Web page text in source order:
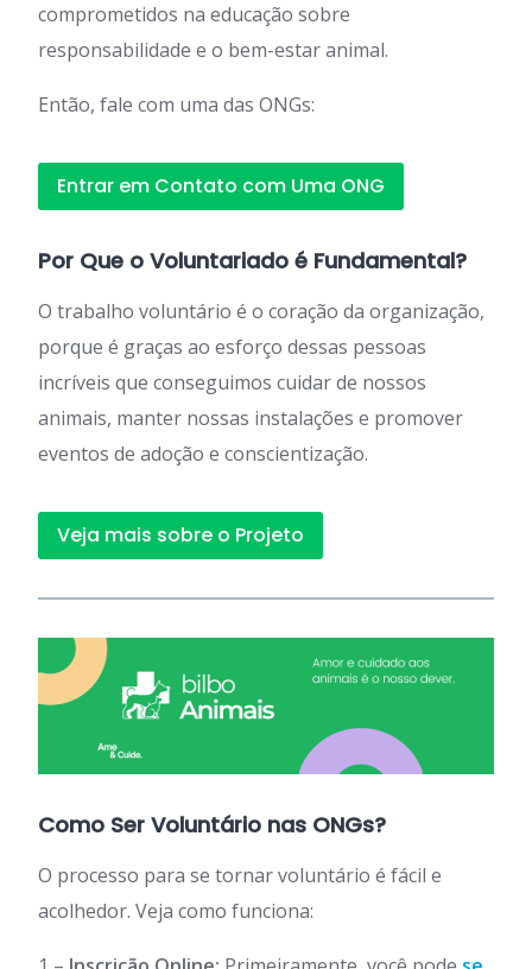
comprometidos na educação sobre
responsabilidade e o bem-estar animal.
Então, fale com uma das ONGs:
Entrar em Contato com Uma ONG
Por Que o Voluntariado é Fundamental?
O trabalho voluntário é o coração da organização,
porque é graças ao esforço dessas pessoas
incríveis que conseguimos cuidar de nossos
animais, manter nossas instalações e promover
eventos de adoção e conscientização.
Veja mais sobre o Projeto
Como Ser Voluntário nas ONGs?
O processo para se tornar voluntário é fácil e
acolhedor. Veja como funciona: